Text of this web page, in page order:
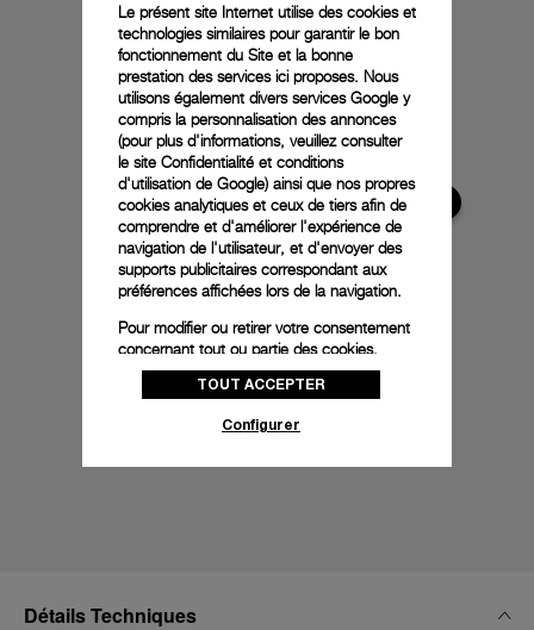
Détails Techniques
Le présent site Internet utilise des cookies et
technologies similaires pour garantir le bon
fonctionnement du Site et la bonne
prestation des services ici proposes. Nous
utilisons également divers services Google y
compris la personnalisation des annonces
(pour plus d'informations, veuillez consulter
le site Confidentialité et conditions
d'utilisation de Google) ainsi que nos propres
cookies analytiques et ceux de tiers afin de
comprendre et d'améliorer l'expérience de
navigation de l'utilisateur, et d'envoyer des
supports publicitaires correspondant aux
préférences affichées lors de la navigation.
Pour modifier ou retirer votre consentement
concernant tout ou partie des cookies,
cliquez sur « Configurer » ou consultez notre
politique des cookiespour obtenir plus
donnez votre consentement pour l’utilisation
TOUT ACCEPTER
Configurer